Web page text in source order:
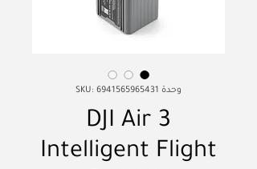
وحدة SKU: 6941565965431
DJI Air 3
Intelligent Flight